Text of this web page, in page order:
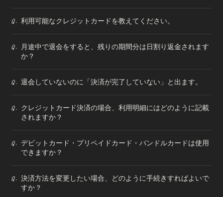
Q. 利用可能なクレジットカードを教えてください。
Q.
月途中で退会をすると、残りの期間分は日割り返金されます
か？
Q. 退会していないのに「決済が完了していない」と出ます。
Q. クレジットカード決済の場合、利用明細にはどのように記載
されますか？
Q. デビットカード・プリペイドカード・バンドルカードは使用
できますか？
Q. 決済方法を変更したい場合、どのように手続きすればよいで
すか？